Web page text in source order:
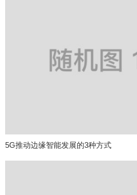
5G推动边缘智能发展的3种方式